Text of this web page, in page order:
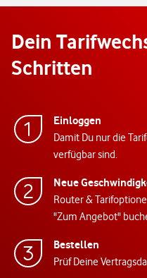
Dein
Schritten
Einloggen
Damit Du nur die
verfügbar sind.
Neue
Router &
"Zum Angebot"
Bestellen
Prüf Deine